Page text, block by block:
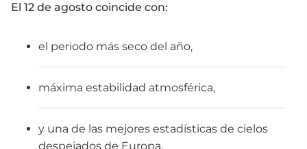
El 12 de agosto coincide con:
el periodo más seco del año,
máxima estabilidad atmosférica,
y una de las mejores estadísticas de cielos
despejados de Europa.